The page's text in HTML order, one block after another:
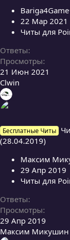
п
л
н
о
Bariga4Game
22 Мар 2021
Читы для
Ответы
Просмотры
21 Июн 2021
Clwin
Бесплатные Читы
(28.04.2019)
Максим
29 Апр 2019
Читы для
Ответы
Просмотры
29 Апр 2019
Максим Микушин